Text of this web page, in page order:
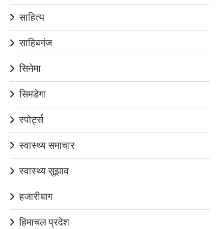
साहित्य
साहिबगंज
सिनेमा
सिमडेगा
स्पोर्ट्स
स्वास्थ्य समाचार
स्वास्थ्य सुझाव
हजारीबाग
हिमाचल प्रदेश